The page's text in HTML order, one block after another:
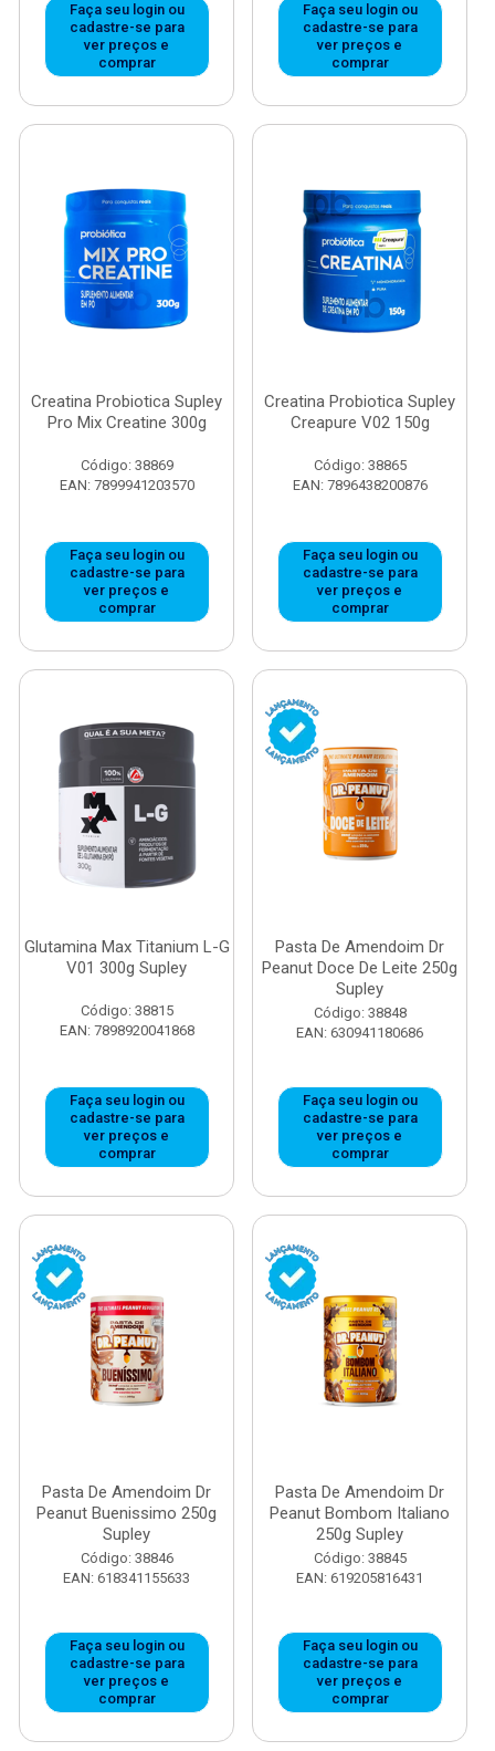
Faça seu login ou
cadastre-se para
ver preços e
comprar
Faça seu login ou
cadastre-se para
ver preços e
comprar
Creatina Probiotica Supley
Pro Mix Creatine 300g
Código: 38869
EAN: 7899941203570
Faça seu login ou
cadastre-se para
ver preços e
comprar
Creatina Probiotica Supley
Creapure V02 150g
Código: 38865
EAN: 7896438200876
Faça seu login ou
cadastre-se para
ver preços e
comprar
Glutamina Max Titanium L-G
V01 300g Supley
Código: 38815
EAN: 7898920041868
Faça seu login ou
cadastre-se para
ver preços e
comprar
Pasta De Amendoim Dr
Peanut Doce De Leite 250g
Supley
Código: 38848
EAN: 630941180686
Faça seu login ou
cadastre-se para
ver preços e
comprar
Pasta De Amendoim Dr
Peanut Buenissimo 250g
Supley
Código: 38846
EAN: 618341155633
Faça seu login ou
cadastre-se para
ver preços e
comprar
Pasta De Amendoim Dr
Peanut Bombom Italiano
250g Supley
Código: 38845
EAN: 619205816431
Faça seu login ou
cadastre-se para
ver preços e
comprar